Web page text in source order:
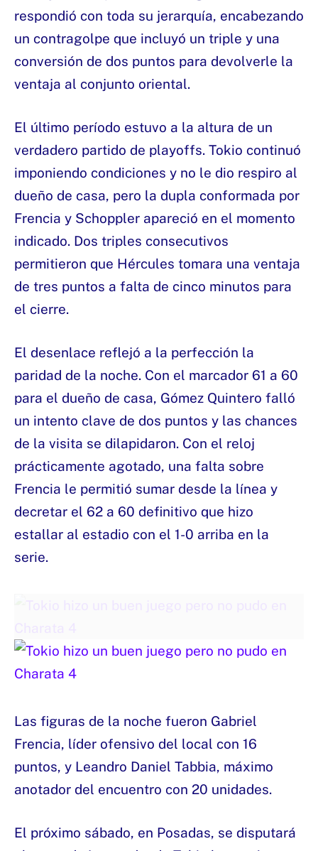
respondió con toda su jerarquía, encabezando
un contragolpe que incluyó un triple y una
conversión de dos puntos para devolverle la
ventaja al conjunto oriental.
El último período estuvo a la altura de un
verdadero partido de playoffs. Tokio continuó
imponiendo condiciones y no le dio respiro al
dueño de casa, pero la dupla conformada por
Frencia y Schoppler apareció en el momento
indicado. Dos triples consecutivos
permitieron que Hércules tomara una ventaja
de tres puntos a falta de cinco minutos para
el cierre.
El desenlace reflejó a la perfección la
paridad de la noche. Con el marcador 61 a 60
para el dueño de casa, Gómez Quintero falló
un intento clave de dos puntos y las chances
de la visita se dilapidaron. Con el reloj
prácticamente agotado, una falta sobre
Frencia le permitió sumar desde la línea y
decretar el 62 a 60 definitivo que hizo
estallar al estadio con el 1-0 arriba en la
serie.
Las figuras de la noche fueron Gabriel
Frencia, líder ofensivo del local con 16
puntos, y Leandro Daniel Tabbia, máximo
anotador del encuentro con 20 unidades.
El próximo sábado, en Posadas, se disputará